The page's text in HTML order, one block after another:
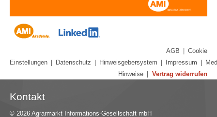
AGB
Cookie
Einstellungen
Datenschutz Hinweisgebersystem Impressum
Hinweise
Vertrag widerrufen
Kontakt
© 2026 Agrarmarkt Informations-Gesellschaft mbH